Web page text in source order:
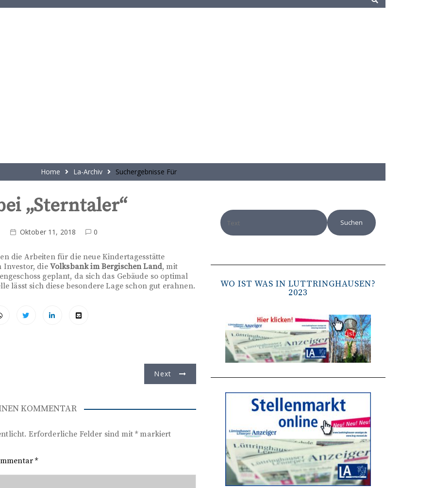
Home La-Archiv Suchergebnisse Für
„Sterntaler“
Oktober 11, 2018 0
die Arbeiten für die neue Kindertagesstätte
die Volksbank im Bergischen Land, mit
geplant, da sich das Gebäude so optimal
lässt sich diese besondere Lage schon gut erahnen.
Next
KOMMENTAR
Erforderliche Felder sind mit*markiert
*
WO IST WAS IN LÜTTRINGHAUSEN?
2023